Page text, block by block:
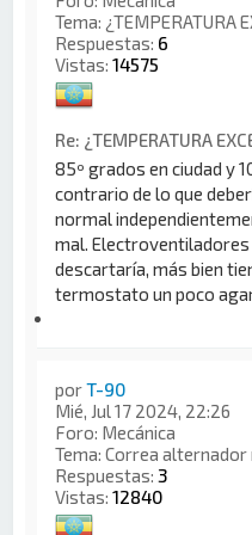
Tema: ¿TEMPERATURA
Respuestas: 6
Vistas:14575
Re: ¿TEMPERATURA
85º grados en ciudad y
contrario de lo que
normal
mal.
descartaría, más bien
termostato un poco
porT-90
Mié, Jul 17 2024, 22:26
Foro: Mecánica
Tema:Correa
Respuestas: 3
Vistas:12840